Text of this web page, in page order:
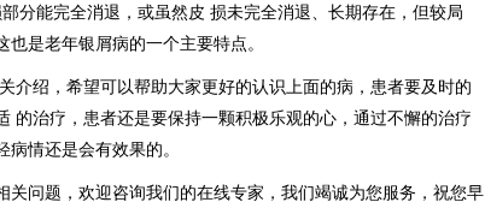
分能完全消退，或虽然皮 损未完全消退、长期存在，但较局
是老年银屑病的一个主要特点。
介绍，希望可以帮助大家更好的认识上面的病，患者要及时的
的治疗，患者还是要保持一颗积极乐观的心，通过不懈的治疗
情还是会有效果的。
关问题，欢迎咨询我们的在线专家，我们竭诚为您服务，祝您早